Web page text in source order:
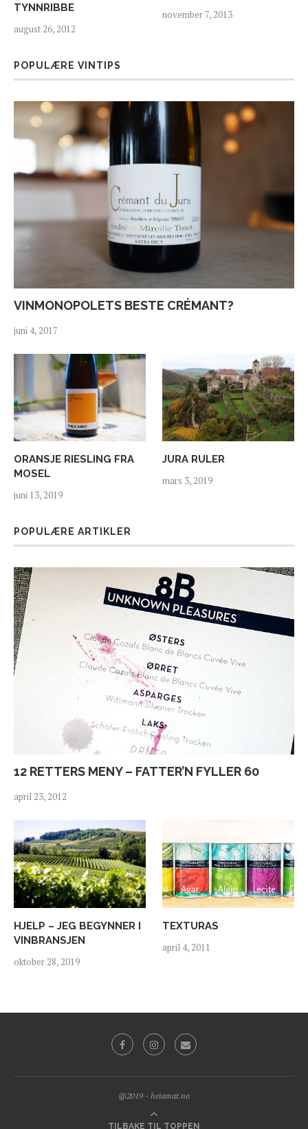
TYNNRIBBE
august 26, 2012
november 7, 2013
POPULÆRE VINTIPS
VINMONOPOLETS BESTE CRÉMANT?
juni 4, 2017
ORANSJE RIESLING FRA
MOSEL
juni 13, 2019
JURA RULER
mars 3, 2019
POPULÆRE ARTIKLER
12 RETTERS MENY – FATTER’N FYLLER 60
april 23, 2012
HJELP – JEG BEGYNNER I
VINBRANSJEN
oktober 28, 2019
TEXTURAS
april 4, 2011
@2019 - heiamat.no
TILBAKE TIL TOPPEN